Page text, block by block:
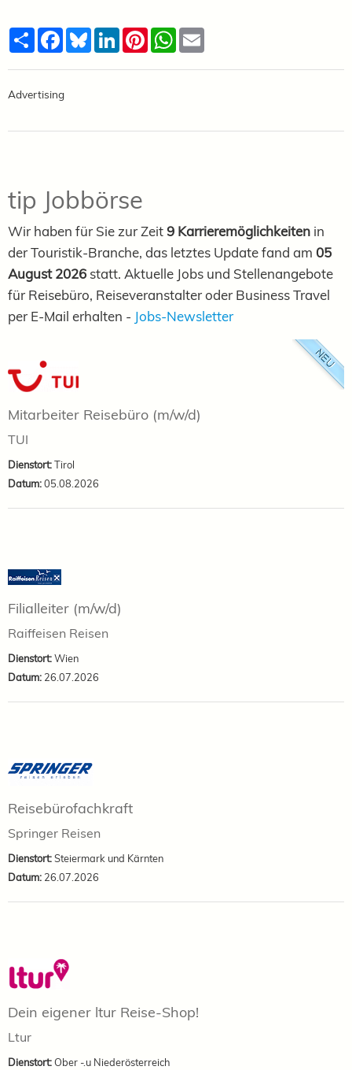
TeilenFacebook
BlueskyLinkedInPinterestWhatsApp
Advertising
tip Jobbörse
Wir haben für Sie zur Zeit9 Karrieremöglichkeiten in
der Touristik-Branche, das letztes Update fand am 05
August 2026 statt. Aktuelle Jobs und Stellenangebote
für Reisebüro, Reiseveranstalter oder Business Travel
per E-Mail erhalten - Jobs-Newsletter
Mitarbeiter Reisebüro (m/w/d)
TUI
Dienstort:Tirol
Datum:05.08.2026
Filialleiter (m/w/d)
Raiffeisen Reisen
Dienstort:Wien
Datum: 26.07.2026
Reisebürofachkraft
Springer Reisen
Dienstort:Steiermark und Kärnten
Datum: 26.07.2026
Dein eigener ltur Reise-Shop!
Ltur
Dienstort:Ober -.u Niederösterreich